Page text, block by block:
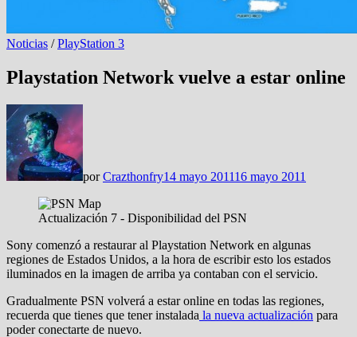
Noticias /PlayStation 3
Playstation Network vuelve a estar online
porCrazthonfry14 mayo 201116 mayo 2011
Actualización 7 - Disponibilidad del PSN
Sony comenzó a restaurar al Playstation Network en algunas
regiones de Estados Unidos, a la hora de escribir esto los estados
iluminados en la imagen de arriba ya contaban con el servicio.
Gradualmente PSN volverá a estar online en todas las regiones,
recuerda que tienes que tener instalada la nueva actualización para
poder conectarte de nuevo.